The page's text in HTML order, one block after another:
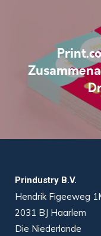
Prindustry B.V.
Hendrik Figeeweg
2031 BJ Haarlem
Die Niederlande